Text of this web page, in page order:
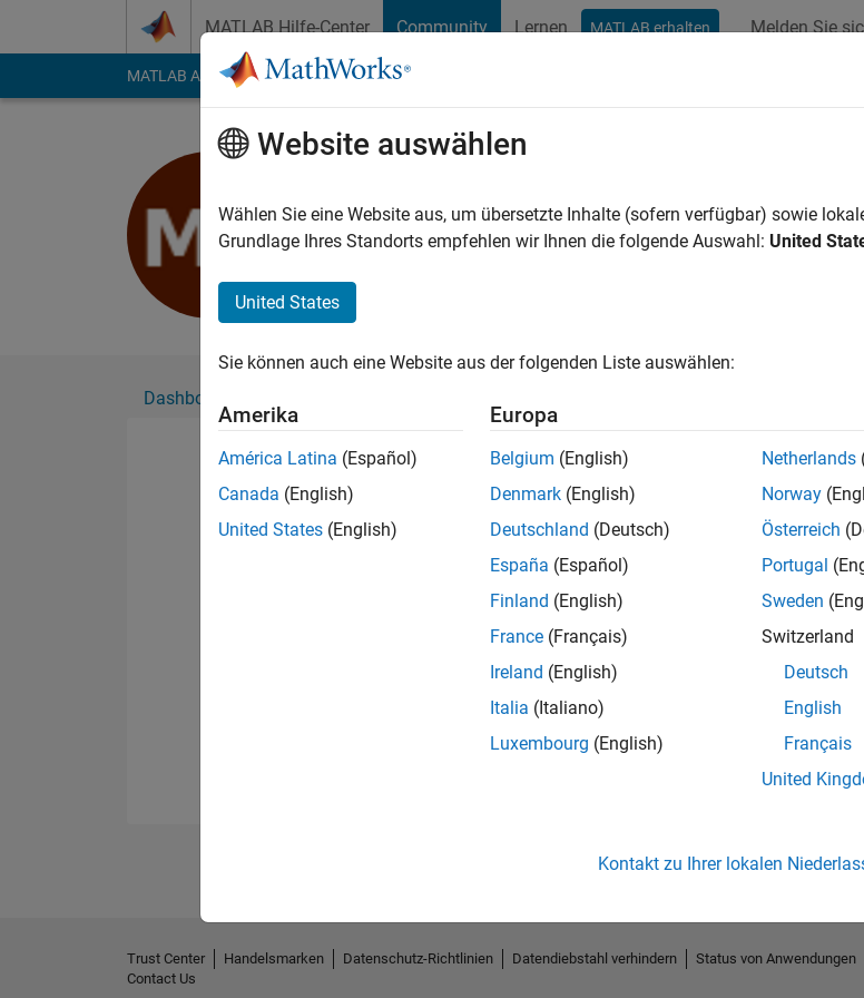
MATLAB Hilfe-Center Community Lernen MATLAB erhalten Melden Sie
MATLAB Answers File Exchange Cody
Aktiv seit 2023
Followers:0 Following:0
Dashboard
Please to endorse this person
No Endorsements
Website auswählen
Wählen Sie eine Website aus, um übersetzte Inhalte (sofern verfügbar) sowie
Grundlage Ihres Standorts empfehlen wir Ihnen die folgende Auswahl: United
United States
Sie können auch eine Website aus der folgenden Liste auswählen:
Amerika
América Latina (Español)
Canada (English)
United States (English)
Europa
Belgium (English)
Denmark (English)
Deutschland (Deutsch)
España (Español)
Finland (English)
France (Français)
Ireland (English)
Italia (Italiano)
Luxembourg (English)
Netherlands
Norway
Österreich
Portugal
Sweden
Switzerland
Deutsch
English
Français
United
Kontakt zu Ihrer lokalen
Trust Center Handelsmarken Datenschutz-Richtlinien Datendiebstahl verhindern Status von Anwendungen
Contact Us